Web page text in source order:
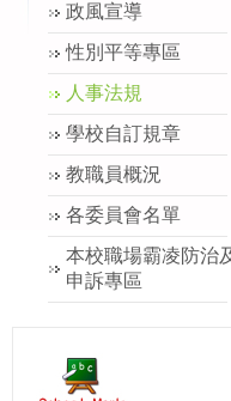
政風宣導
性別平等專區
人事法規
學校自訂規章
教職員概況
各委員會名單
本校職場霸凌防治
申訴專區